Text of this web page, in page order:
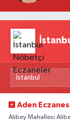
Aden
Alibey Mahallesi